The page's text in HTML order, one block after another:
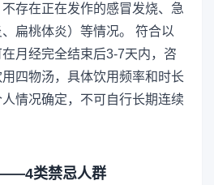
存在正在发作的感冒发烧、急
扁桃体炎）等情况。 符合以
在月经完全结束后3-7天内，咨
四物汤，具体饮用频率和时长
情况确定，不可自行长期连续
类禁忌人群